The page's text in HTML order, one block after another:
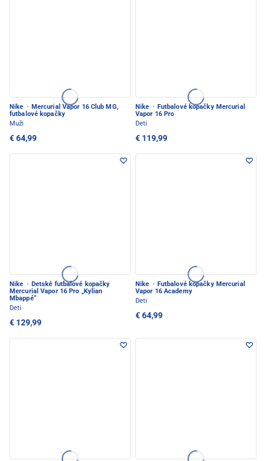
Nike · Mercurial Vapor 16 Club MG,
futbalové kopačky
Muži
€ 64,99
Nike · Futbalové kopačky Mercurial
Vapor 16 Pro
Deti
€ 119,99
Nike · Detské futbalové kopačky
Mercurial Vapor 16 Pro „Kylian
Mbappé“
Deti
€ 129,99
Nike · Futbalové kopačky Mercurial
Vapor 16 Academy
Deti
€ 64,99